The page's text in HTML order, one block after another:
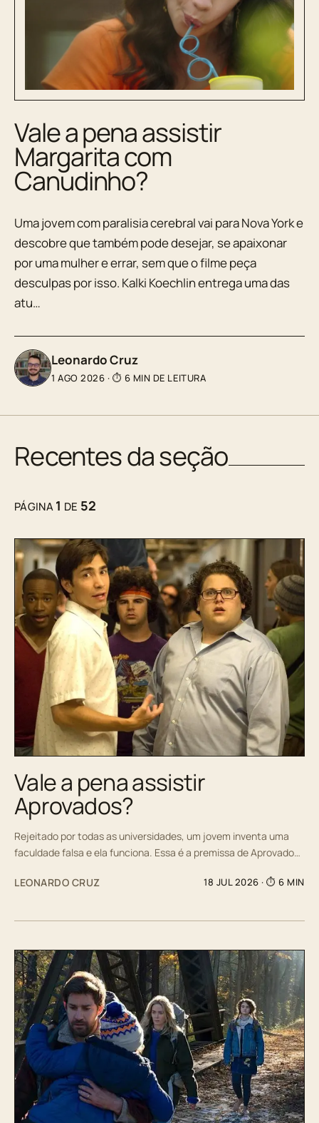
Vale a pena assistir
Margarita com
Canudinho?
Uma jovem com paralisia cerebral vai para Nova York e
descobre que também pode desejar, se apaixonar
por uma mulher e errar, sem que o filme peça
desculpas por isso. Kalki Koechlin entrega uma das
atu…
Leonardo Cruz
1 AGO 2026 · ⏱ 6 MIN DE LEITURA
Recentes da seção
PÁGINA1 DE 52
Vale a pena assistir
Aprovados?
Rejeitado por todas as universidades, um jovem inventa uma
faculdade falsa e ela funciona. Essa é a premissa de Aprovado…
LEONARDO CRUZ 18 JUL 2026 · ⏱ 6 MIN